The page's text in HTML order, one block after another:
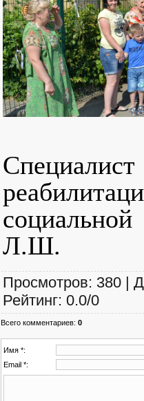
Л.Ш.
Просмотров: 380 |
Рейтинг: 0.0/0
Всего комментариев: 0
Имя *:
Email *: